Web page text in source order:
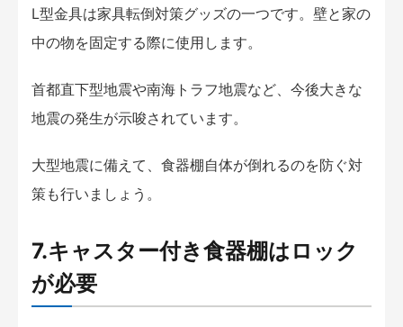
L型金具は家具転倒対策グッズの一つです。壁と家の
中の物を固定する際に使用します。
首都直下型地震や南海トラフ地震など、今後大きな
地震の発生が示唆されています。
大型地震に備えて、食器棚自体が倒れるのを防ぐ対
策も行いましょう。
7.キャスター付き食器棚はロック
が必要